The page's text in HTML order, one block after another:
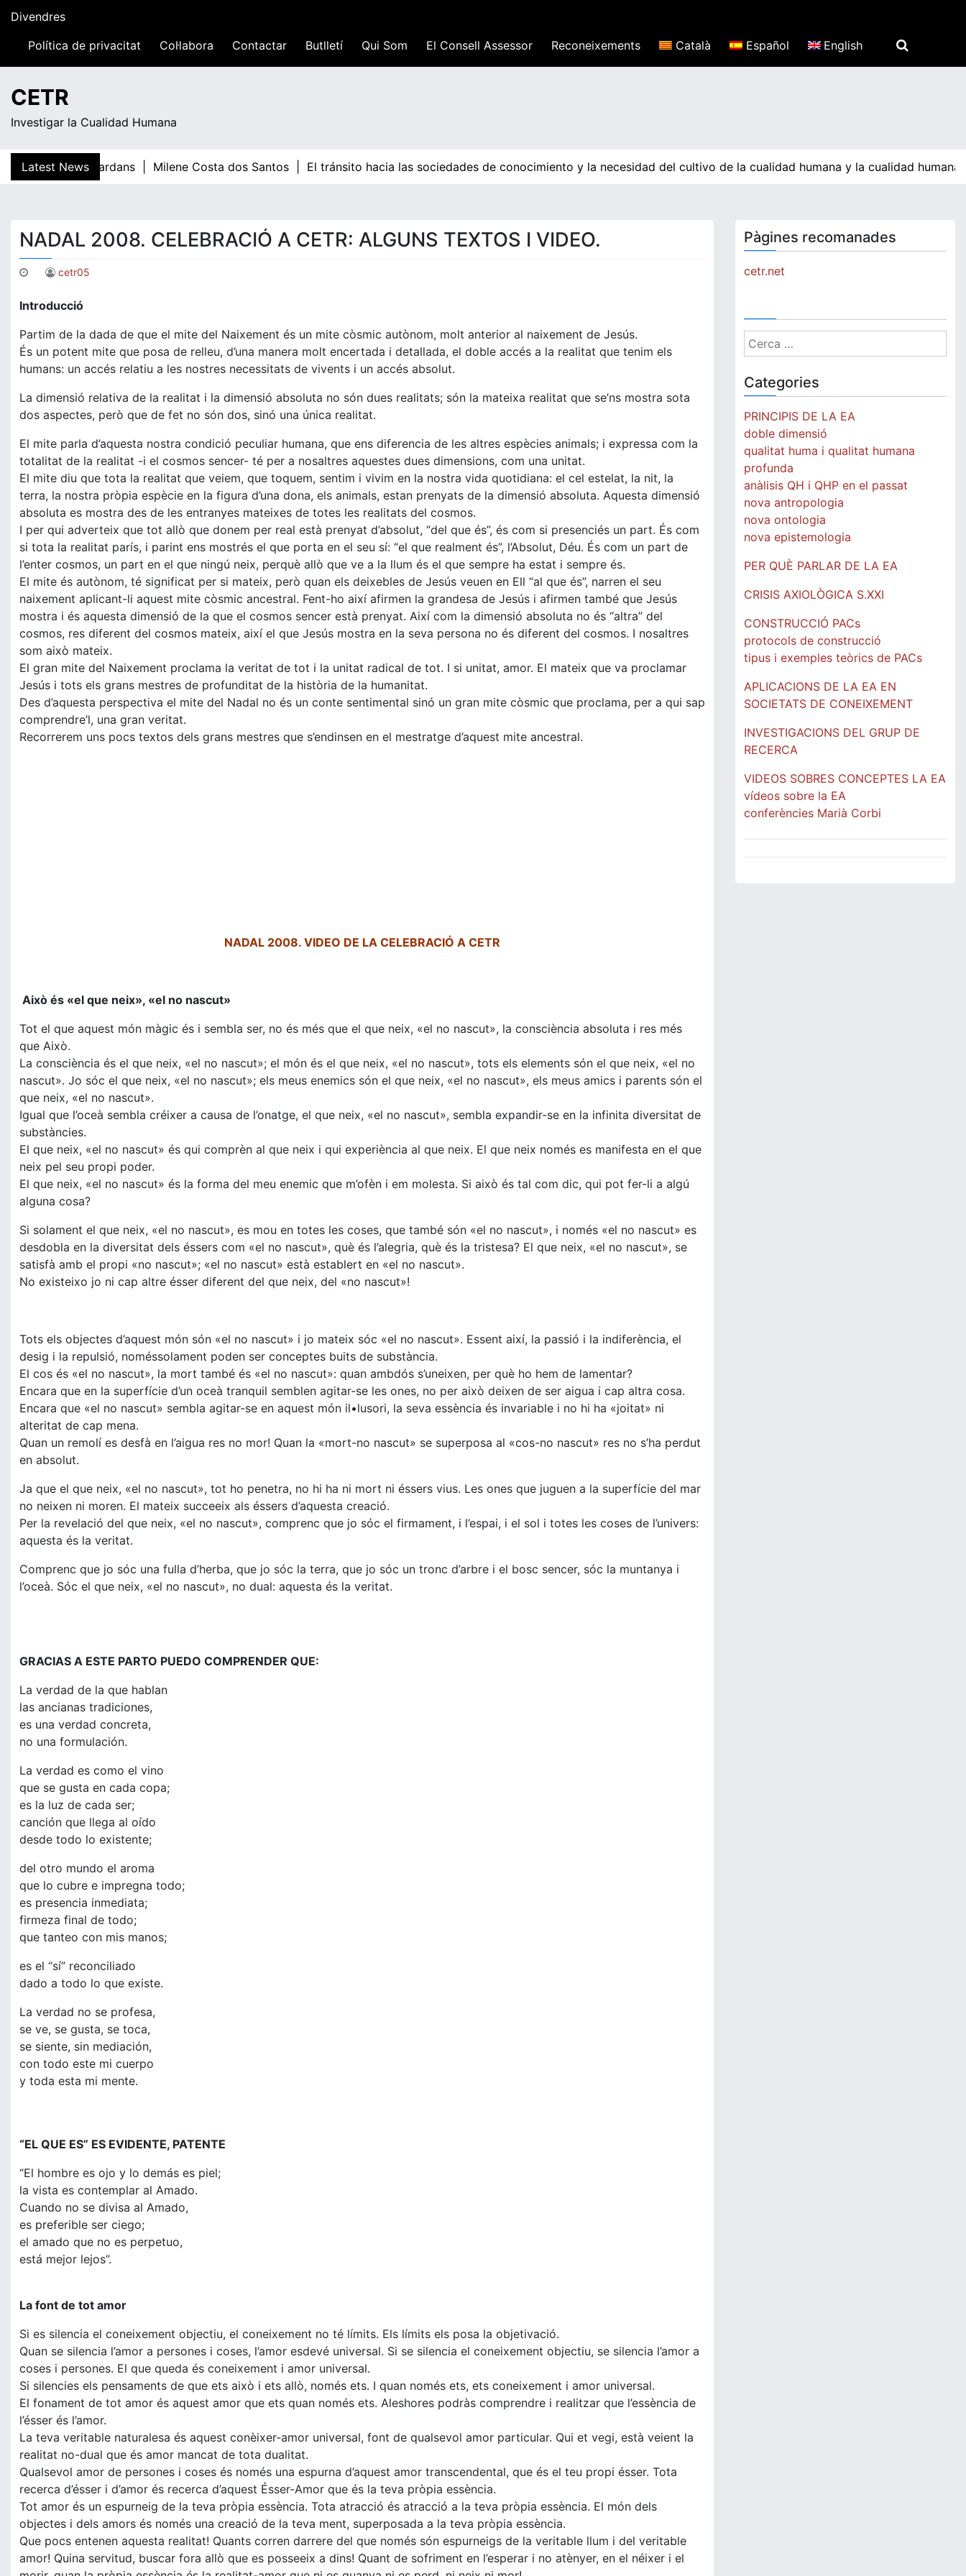
content
Divendres
19:19Política de privacitat Col·labora Contactar Butlletí Qui Som El Consell Assessor Reconeixements Català Español English
CETR
Investigar la Cualidad Humana
Latest News
Teresa Guardans | Milene Costa dos Santos | El tránsito hacia las sociedades de conocimiento y la necesidad del cultivo de la cualidad humana y la cualidad
NADAL 2008. CELEBRACIÓ A CETR: ALGUNS TEXTOS I VIDEO.
cetr05
Introducció
Partim de la dada de que el mite del Naixement és un mite còsmic autònom, molt anterior al naixement de Jesús.
És un potent mite que posa de relleu, d’una manera molt encertada i detallada, el doble accés a la realitat que tenim els
humans: un accés relatiu a les nostres necessitats de vivents i un accés absolut.
La dimensió relativa de la realitat i la dimensió absoluta no són dues realitats; són la mateixa realitat que se’ns mostra sota
dos aspectes, però que de fet no són dos, sinó una única realitat.
El mite parla d’aquesta nostra condició peculiar humana, que ens diferencia de les altres espècies animals; i expressa com la
totalitat de la realitat -i el cosmos sencer- té per a nosaltres aquestes dues dimensions, com una unitat.
El mite diu que tota la realitat que veiem, que toquem, sentim i vivim en la nostra vida quotidiana: el cel estelat, la nit, la
terra, la nostra pròpia espècie en la figura d’una dona, els animals, estan prenyats de la dimensió absoluta. Aquesta dimensió
absoluta es mostra des de les entranyes mateixes de totes les realitats del cosmos.
I per qui adverteix que tot allò que donem per real està prenyat d’absolut, “del que és”, és com si presenciés un part. És com
si tota la realitat parís, i parint ens mostrés el que porta en el seu sí: “el que realment és”, l’Absolut, Déu. És com un part de
l’enter cosmos, un part en el que ningú neix, perquè allò que ve a la llum és el que sempre ha estat i sempre és.
El mite és autònom, té significat per si mateix, però quan els deixebles de Jesús veuen en Ell “al que és”, narren el seu
naixement aplicant-li aquest mite còsmic ancestral. Fent-ho així afirmen la grandesa de Jesús i afirmen també que Jesús
mostra i és aquesta dimensió de la que el cosmos sencer està prenyat. Així com la dimensió absoluta no és “altra” del
cosmos, res diferent del cosmos mateix, així el que Jesús mostra en la seva persona no és diferent del cosmos. I nosaltres
som això mateix.
El gran mite del Naixement proclama la veritat de tot i la unitat radical de tot. I si unitat, amor. El mateix que va proclamar
Jesús i tots els grans mestres de profunditat de la història de la humanitat.
Des d’aquesta perspectiva el mite del Nadal no és un conte sentimental sinó un gran mite còsmic que proclama, per a qui sap
comprendre’l, una gran veritat.
Recorrerem uns pocs textos dels grans mestres que s’endinsen en el mestratge d’aquest mite ancestral.
NADAL 2008. VIDEO DE LA CELEBRACIÓ A CETR
Això és «el que neix», «el no nascut»
Tot el que aquest món màgic és i sembla ser, no és més que el que neix, «el no nascut», la consciència absoluta i res més
que Això.
La consciència és el que neix, «el no nascut»; el món és el que neix, «el no nascut», tots els elements són el que neix, «el no
nascut». Jo sóc el que neix, «el no nascut»; els meus enemics són el que neix, «el no nascut», els meus amics i parents són el
que neix, «el no nascut».
Igual que l’oceà sembla créixer a causa de l’onatge, el que neix, «el no nascut», sembla expandir-se en la infinita diversitat de
substàncies.
El que neix, «el no nascut» és qui comprèn al que neix i qui experiència al que neix. El que neix només es manifesta en el que
neix pel seu propi poder.
El que neix, «el no nascut» és la forma del meu enemic que m’ofèn i em molesta. Si això és tal com dic, qui pot fer-li a algú
alguna cosa?
Si solament el que neix, «el no nascut», es mou en totes les coses, que també són «el no nascut», i només «el no nascut» es
desdobla en la diversitat dels éssers com «el no nascut», què és l’alegria, què és la tristesa? El que neix, «el no nascut», se
satisfà amb el propi «no nascut»; «el no nascut» està establert en «el no nascut».
No existeixo jo ni cap altre ésser diferent del que neix, del «no nascut»!
Tots els objectes d’aquest món són «el no nascut» i jo mateix sóc «el no nascut». Essent així, la passió i la indiferència, el
desig i la repulsió, noméssolament poden ser conceptes buits de substància.
El cos és «el no nascut», la mort també és «el no nascut»: quan ambdós s’uneixen, per què ho hem de lamentar?
Encara que en la superfície d’un oceà tranquil semblen agitar-se les ones, no per això deixen de ser aigua i cap altra cosa.
Encara que «el no nascut» sembla agitar-se en aquest món il•lusori, la seva essència és invariable i no hi ha «joitat» ni
alteritat de cap mena.
Quan un remolí es desfà en l’aigua res no mor! Quan la «mort-no nascut» se superposa al «cos-no nascut» res no s’ha perdut
en absolut.
Ja que el que neix, «el no nascut», tot ho penetra, no hi ha ni mort ni éssers vius. Les ones que juguen a la superfície del mar
no neixen ni moren. El mateix succeeix als éssers d’aquesta creació.
Per la revelació del que neix, «el no nascut», comprenc que jo sóc el firmament, i l’espai, i el sol i totes les coses de l’univers:
aquesta és la veritat.
Comprenc que jo sóc una fulla d’herba, que jo sóc la terra, que jo sóc un tronc d’arbre i el bosc sencer, sóc la muntanya i
l’oceà. Sóc el que neix, «el no nascut», no dual: aquesta és la veritat.
GRACIAS A ESTE PARTO PUEDO COMPRENDER QUE:
La verdad de la que hablan
las ancianas tradiciones,
es una verdad concreta,
no una formulación.
La verdad es como el vino
que se gusta en cada copa;
es la luz de cada ser;
canción que llega al oído
desde todo lo existente;
del otro mundo el aroma
que lo cubre e impregna todo;
es presencia inmediata;
firmeza final de todo;
que tanteo con mis manos;
es el “sí” reconciliado
dado a todo lo que existe.
La verdad no se profesa,
se ve, se gusta, se toca,
se siente, sin mediación,
con todo este mi cuerpo
y toda esta mi mente.
“EL QUE ES” ES EVIDENTE, PATENTE
“El hombre es ojo y lo demás es piel;
la vista es contemplar al Amado.
Cuando no se divisa al Amado,
es preferible ser ciego;
el amado que no es perpetuo,
está mejor lejos”.
La font de tot amor
Si es silencia el coneixement objectiu, el coneixement no té límits. Els límits els posa la objetivació.
Quan se silencia l’amor a persones i coses, l’amor esdevé universal. Si se silencia el coneixement objectiu, se silencia l’amor a
coses i persones. El que queda és coneixement i amor universal.
Si silencies els pensaments de que ets això i ets allò, només ets. I quan només ets, ets coneixement i amor universal.
El fonament de tot amor és aquest amor que ets quan només ets. Aleshores podràs comprendre i realitzar que l’essència de
l’ésser és l’amor.
La teva veritable naturalesa és aquest conèixer-amor universal, font de qualsevol amor particular. Qui et vegi, està veient la
realitat no-dual que és amor mancat de tota dualitat.
Qualsevol amor de persones i coses és només una espurna d’aquest amor transcendental, que és el teu propi ésser. Tota
recerca d’ésser i d’amor és recerca d’aquest Ésser-Amor que és la teva pròpia essència.
Tot amor és un espurneig de la teva pròpia essència. Tota atracció és atracció a la teva pròpia essència. El món dels
objectes i dels amors és només una creació de la teva ment, superposada a la teva pròpia essència.
Que pocs entenen aquesta realitat! Quants corren darrere del que només són espurneigs de la veritable llum i del veritable
amor! Quina servitud, buscar fora allò que es posseeix a dins! Quant de sofriment en l’esperar i no atènyer, en el néixer i el
Pàgines recomanades
cetr.net
Cerca:
Categories
PRINCIPIS DE LA EA
doble dimensió
qualitat huma i qualitat humana
profunda
anàlisis QH i QHP en el passat
nova antropologia
nova ontologia
nova epistemologia
PER QUÈ PARLAR DE LA EA
CRISIS AXIOLÒGICA S.XXI
CONSTRUCCIÓ PACs
protocols de construcció
tipus i exemples teòrics de PACs
APLICACIONS DE LA EA EN
SOCIETATS DE CONEIXEMENT
INVESTIGACIONS DEL GRUP DE
RECERCA
VIDEOS SOBRES CONCEPTES LA EA
vídeos sobre la EA
conferències Marià Corbi